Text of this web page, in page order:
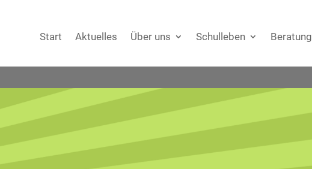
Start Aktuelles Über uns Schulleben Beratung